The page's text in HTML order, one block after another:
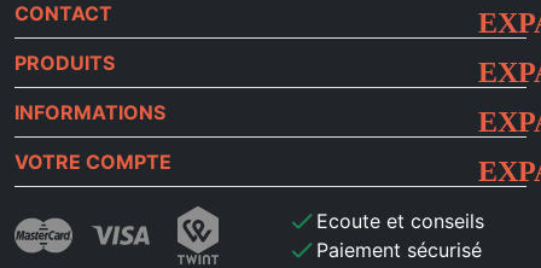
CONTACT
PRODUITS
INFORMATIONS
VOTRE COMPTE
check Ecoute et conseils
check Paiement sécurisé